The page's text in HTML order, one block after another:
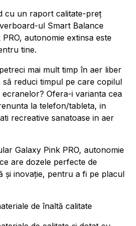
cu un raport calitate-preț
ul Smart Balance
autonomie extinsa este
tine.
mai mult timp în aer liber
să reduci timpul pe care copilul
Ofera-i varianta cea
la telefon/tableta, in
recreative sanatoase in aer
Galaxy Pink PRO, autonomie
are dozele perfecte de
și inovație, pentru a fi pe placul
de înaltă calitate